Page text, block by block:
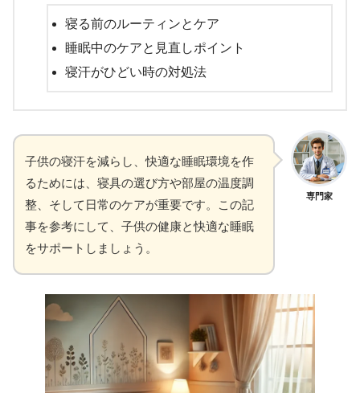
寝る前のルーティンとケア
睡眠中のケアと見直しポイント
寝汗がひどい時の対処法
専門家
子供の寝汗を減らし、快適な睡眠環境を作
るためには、寝具の選び方や部屋の温度調
整、そして日常のケアが重要です。この記
事を参考にして、子供の健康と快適な睡眠
をサポートしましょう。